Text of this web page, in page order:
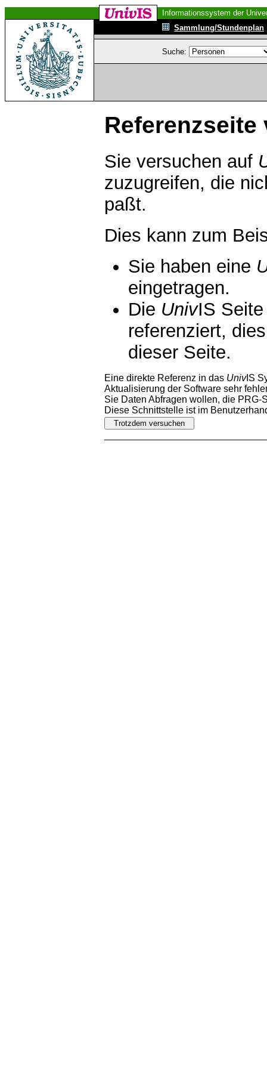
Informationssystem der
Sammlung/Stundenplan
Suche:
Referenzseite
Sie versuchen auf
zuzugreifen, die
paßt.
Dies kann zum
Sie haben eine
eingetragen.
Die UnivIS
referenziert,
dieser Seite.
Eine direkte Referenz in das UnivIS
Aktualisierung der Software sehr
Sie Daten Abfragen wollen, die PRG-
Diese Schnittstelle ist im